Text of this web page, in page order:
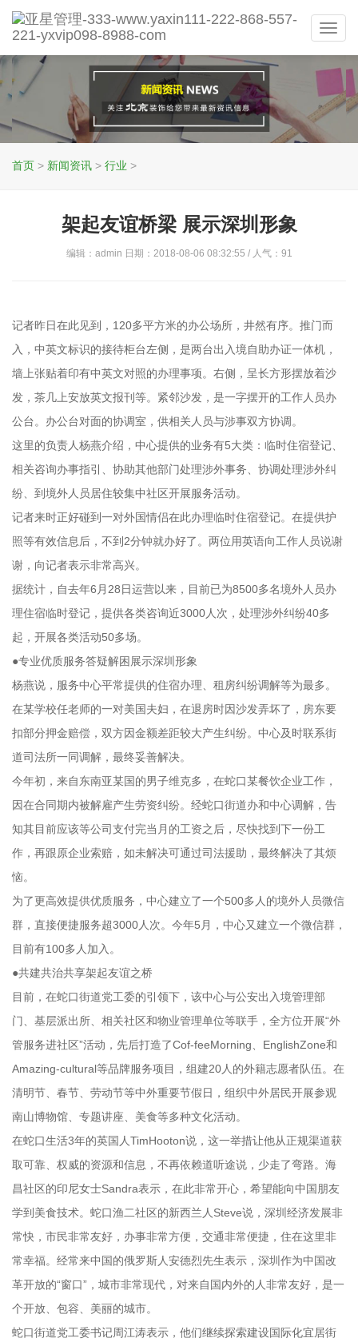
首页 > 新闻资讯 > 行业 >
架起友谊桥梁 展示深圳形象
编辑：admin 日期：2018-08-06 08:32:55 / 人气： 91
记者昨日在此见到，120多平方米的办公场所，井然有序。推门而
入，中英文标识的接待柜台左侧，是两台出入境自助办证一体机，
墙上张贴着印有中英文对照的办理事项。右侧，呈长方形摆放着沙
发，茶几上安放英文报刊等。紧邻沙发，是一字摆开的工作人员办
公台。办公台对面的协调室，供相关人员与涉事双方协调。
这里的负责人杨燕介绍，中心提供的业务有5大类：临时住宿登记、
相关咨询办事指引、协助其他部门处理涉外事务、协调处理涉外纠
纷、到境外人员居住较集中社区开展服务活动。
记者来时正好碰到一对外国情侣在此办理临时住宿登记。在提供护
照等有效信息后，不到2分钟就办好了。两位用英语向工作人员说谢
谢，向记者表示非常高兴。
据统计，自去年6月28日运营以来，目前已为8500多名境外人员办
理住宿临时登记，提供各类咨询近3000人次，处理涉外纠纷40多
起，开展各类活动50多场。
●专业优质服务答疑解困展示深圳形象
杨燕说，服务中心平常提供的住宿办理、租房纠纷调解等为最多。
在某学校任老师的一对美国夫妇，在退房时因沙发弄坏了，房东要
扣部分押金赔偿，双方因金额差距较大产生纠纷。中心及时联系街
道司法所一同调解，最终妥善解决。
今年初，来自东南亚某国的男子维克多，在蛇口某餐饮企业工作，
因在合同期内被解雇产生劳资纠纷。经蛇口街道办和中心调解，告
知其目前应该等公司支付完当月的工资之后，尽快找到下一份工
作，再跟原企业索赔，如未解决可通过司法援助，最终解决了其烦
恼。
为了更高效提供优质服务，中心建立了一个500多人的境外人员微信
群，直接便捷服务超3000人次。今年5月，中心又建立一个微信群，
目前有100多人加入。
●共建共治共享架起友谊之桥
目前，在蛇口街道党工委的引领下，该中心与公安出入境管理部
门、基层派出所、相关社区和物业管理单位等联手，全方位开展“外
管服务进社区”活动，先后打造了Cof-feeMorning、EnglishZone和
Amazing-cultural等品牌服务项目，组建20人的外籍志愿者队伍。在
清明节、春节、劳动节等中外重要节假日，组织中外居民开展参观
南山博物馆、专题讲座、美食等多种文化活动。
在蛇口生活3年的英国人TimHooton说，这一举措让他从正规渠道获
取可靠、权威的资源和信息，不再依赖道听途说，少走了弯路。海
昌社区的印尼女士Sandra表示，在此非常开心，希望能向中国朋友
学到美食技术。蛇口渔二社区的新西兰人Steve说，深圳经济发展非
常快，市民非常友好，办事非常方便，交通非常便捷，住在这里非
常幸福。经常来中国的俄罗斯人安德烈先生表示，深圳作为中国改
革开放的“窗口”，城市非常现代，对来自国内外的人非常友好，是一
个开放、包容、美丽的城市。
蛇口街道党工委书记周江涛表示，他们继续探索建设国际化宜居街